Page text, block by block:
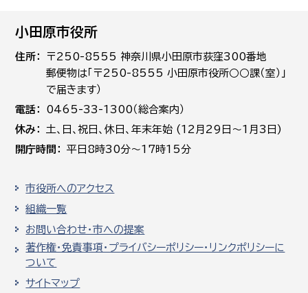
小田原市役所
住所
〒250-8555 神奈川県小田原市荻窪300番地
郵便物は「〒250-8555 小田原市役所○○課（室）」
で届きます）
電話
0465-33-1300（総合案内）
休み
土､日､祝日、休日、年末年始 (12月29日～1月3日)
開庁時間
平日8時30分～17時15分
市役所へのアクセス
組織一覧
お問い合わせ・市への提案
著作権・免責事項・プライバシーポリシー・リンクポリシーに
ついて
サイトマップ